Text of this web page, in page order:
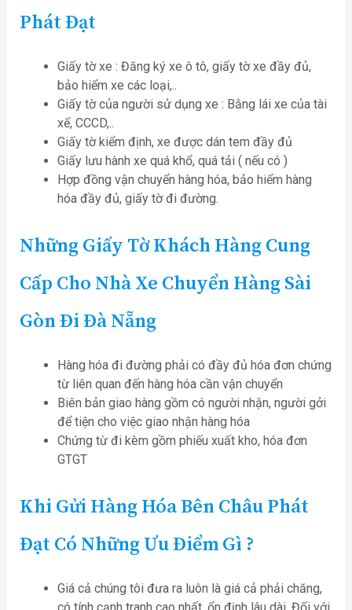
Phát Đạt
Giấy tờ xe : Đăng ký xe ô tô, giấy tờ xe đầy đủ,
bảo hiểm xe các loại,..
Giấy tờ của người sử dụng xe : Bằng lái xe của tài
xế, CCCD,..
Giấy tờ kiểm định, xe được dán tem đầy đủ
Giấy lưu hành xe quá khổ, quá tải ( nếu có )
Hợp đồng vận chuyển hàng hóa, bảo hiểm hàng
hóa đầy đủ, giấy tờ đi đường.
Những Giấy Tờ Khách Hàng Cung
Cấp Cho Nhà Xe Chuyển Hàng Sài
Gòn Đi Đà Nẵng
Hàng hóa đi đường phải có đầy đủ hóa đơn chứng
từ liên quan đến hàng hóa cần vận chuyển
Biên bản giao hàng gồm có người nhận, người gởi
để tiện cho việc giao nhận hàng hóa
Chứng từ đi kèm gồm phiếu xuất kho, hóa đơn
GTGT
Khi Gửi Hàng Hóa Bên Châu Phát
Đạt Có Những Ưu Điểm Gì ?
Giá cả chúng tôi đưa ra luôn là giá cả phải chăng,
có tính cạnh tranh cao nhất, ổn định lâu dài. Đối với